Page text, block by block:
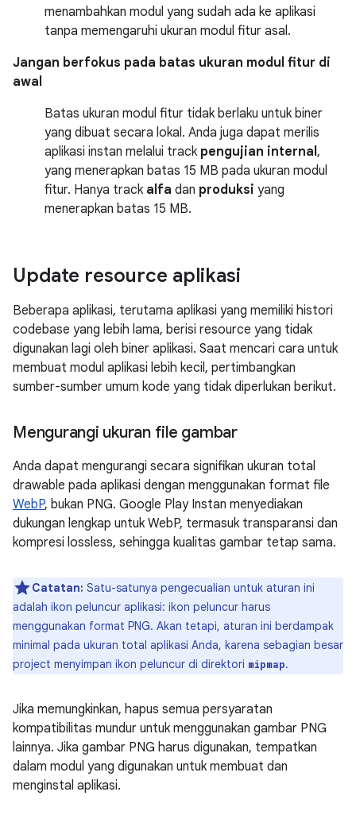
menambahkan modul yang sudah ada ke aplikasi
tanpa memengaruhi ukuran modul fitur asal.
Jangan berfokus pada batas ukuran modul fitur di
awal
Batas ukuran modul fitur tidak berlaku untuk biner
yang dibuat secara lokal. Anda juga dapat merilis
aplikasi instan melalui track pengujian internal,
yang menerapkan batas 15 MB pada ukuran modul
fitur. Hanya track alfa dan produksi yang
menerapkan batas 15 MB.
Update resource aplikasi
Beberapa aplikasi, terutama aplikasi yang memiliki histori
codebase yang lebih lama, berisi resource yang tidak
digunakan lagi oleh biner aplikasi. Saat mencari cara untuk
membuat modul aplikasi lebih kecil, pertimbangkan
sumber-sumber umum kode yang tidak diperlukan berikut.
Mengurangi ukuran file gambar
Anda dapat mengurangi secara signifikan ukuran total
drawable pada aplikasi dengan menggunakan format file
WebP, bukan PNG. Google Play Instan menyediakan
dukungan lengkap untuk WebP, termasuk transparansi dan
kompresi lossless, sehingga kualitas gambar tetap sama.
Catatan: Satu-satunya pengecualian untuk aturan ini
adalah ikon peluncur aplikasi: ikon peluncur harus
menggunakan format PNG. Akan tetapi, aturan ini berdampak
minimal pada ukuran total aplikasi Anda, karena sebagian besar
project menyimpan ikon peluncur di direktori mipmap.
Jika memungkinkan, hapus semua persyaratan
kompatibilitas mundur untuk menggunakan gambar PNG
lainnya. Jika gambar PNG harus digunakan, tempatkan
dalam modul yang digunakan untuk membuat dan
menginstal aplikasi.